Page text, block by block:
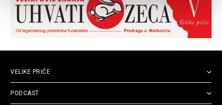
VELIKE PRIČE
PODCAST